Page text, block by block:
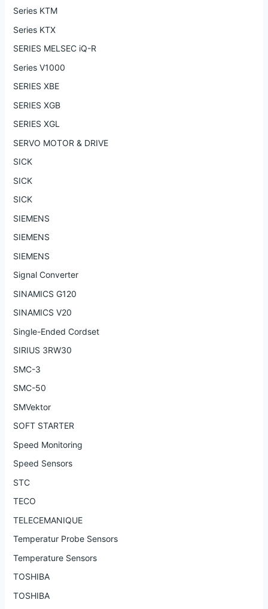
Series KTM
Series KTX
SERIES MELSEC iQ-R
Series V1000
SERIES XBE
SERIES XGB
SERIES XGL
SERVO MOTOR & DRIVE
SICK
SICK
SICK
SIEMENS
SIEMENS
SIEMENS
Signal Converter
SINAMICS G120
SINAMICS V20
Single-Ended Cordset
SIRIUS 3RW30
SMC-3
SMC-50
SMVektor
SOFT STARTER
Speed Monitoring
Speed Sensors
STC
TECO
TELECEMANIQUE
Temperatur Probe Sensors
Temperature Sensors
TOSHIBA
TOSHIBA